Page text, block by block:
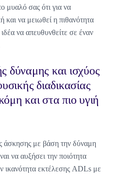
μυαλό σας ότι για να
και να μειωθεί η πιθανότητα
να απευθυνθείτε σε έναν
δύναμης και ισχύος
διαδικασίας
και στα πιο υγιή
άσκησης με βάση την δύναμη
να αυξήσει την ποιότητα
ικανότητα εκτέλεσης ADLs με